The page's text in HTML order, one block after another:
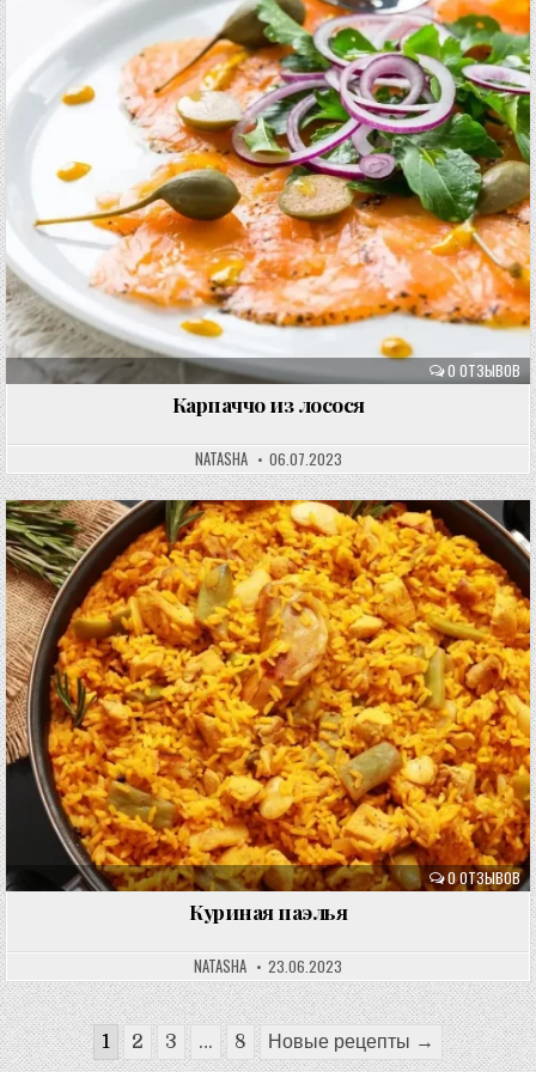
0 ОТЗЫВОВ
Карпаччо из лосося
NATASHA 06.07.2023
0 ОТЗЫВОВ
Куриная паэлья
NATASHA 23.06.2023
Пагинация
1 2 3 … 8 Новые рецепты →